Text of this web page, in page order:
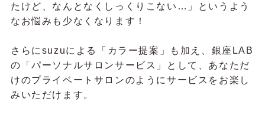
たけど、なんとなくしっくりこない…」というよう
なお悩みも少なくなります！
さらにsuzuによる「カラー提案」も加え、銀座LAB
の「パーソナルサロンサービス」として、あなただ
けのプライベートサロンのようにサービスをお楽し
みいただけます。